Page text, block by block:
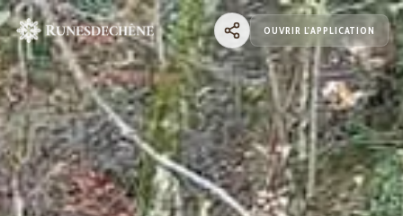
OUVRIR L'APPLICATION